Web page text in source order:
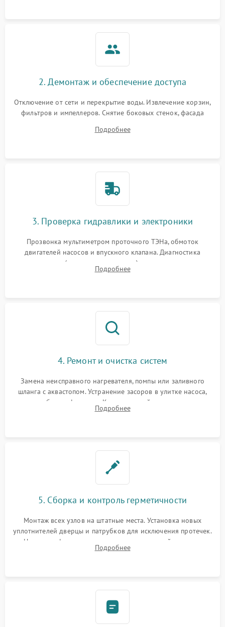
2. Демонтаж и обеспечение доступа
Отключение от сети и перекрытие воды. Извлечение корзин,
фильтров и импеллеров. Снятие боковых стенок, фасада
циркуляционному насосу, ТЭНу и сливной помпе.
Подробнее
3. Проверка гидравлики и электроники
Прозвонка мультиметром проточного ТЭНа, обмоток
двигателей насосов и впускного клапана. Диагностика
прессостата (датчика уровня воды), датчика мутности,
концевика дверцы и электронного модуля управления.
Подробнее
4. Ремонт и очистка систем
Замена неисправного нагревателя, помпы или заливного
шланга с аквастопом. Устранение засоров в улитке насоса,
патрубках и фильтрах. Компонентный ремонт платы
управления, восстановление поврежденной проводки.
Подробнее
5. Сборка и контроль герметичности
Монтаж всех узлов на штатные места. Установка новых
уплотнителей дверцы и патрубков для исключения протечек.
Надежная фиксация хомутов гидравлической системы,
сборка корпуса и установка датчика поплавка.
Подробнее